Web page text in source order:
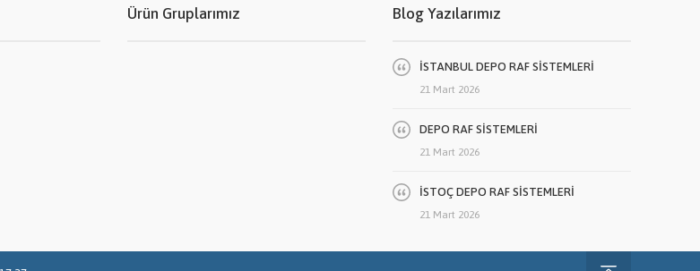
Ürün Gruplarımız Blog Yazılarımız
İSTANBUL DEPO RAF SİSTEMLERİ
21 Mart 2026
DEPO RAF SİSTEMLERİ
21 Mart 2026
İSTOÇ DEPO RAF SİSTEMLERİ
21 Mart 2026